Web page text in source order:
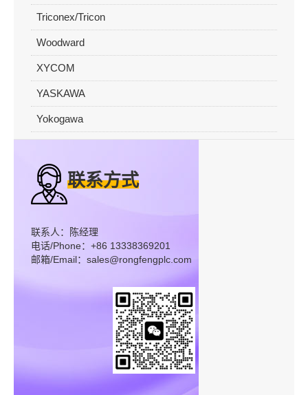
Triconex/Tricon
Woodward
XYCOM
YASKAWA
Yokogawa
联系方式
联系人：陈经理
电话/Phone：+86 13338369201
邮箱/Email：sales@rongfengplc.com